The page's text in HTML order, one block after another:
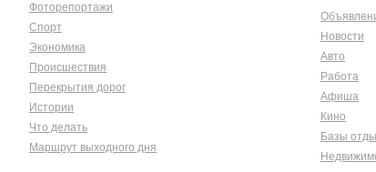
Фоторепортажи
Спорт
Экономика
Происшествия
Перекрытия дорог
Истории
Что делать
Маршрут выходного дня
Новости
Авто
Работа
Афиша
Кино
Базы